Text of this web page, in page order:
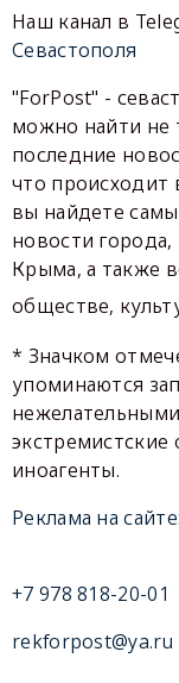
Наш канал в
Севастополя
"ForPost" -
можно найти не
последние
что происходит
вы найдете
новости
Крыма, а также
обществе,
* Значком
упоминаются
иноагенты.
Реклама на сайте:
+7 978 818-20-01
rekforpost@ya.ru